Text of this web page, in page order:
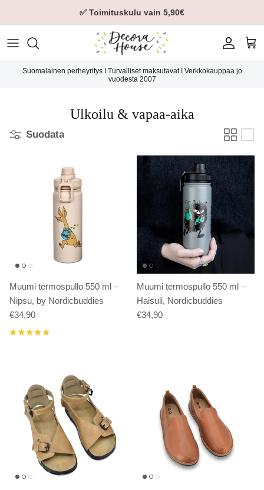
✅ Toimituskulu vain 5,90€
Tili
Suomalainen perheyritys I Turvalliset maksutavat I Verkkokauppaa jo
vuodesta 2007
Ulkoilu & vapaa-aika
Suodata
Muumi termospullo 550 ml –
Nipsu, by Nordicbuddies
€34,90
Muumi termospullo 550 ml –
Haisuli, Nordicbuddies
€34,90